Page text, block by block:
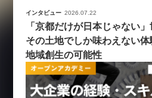
インタビュー 2026.07.22
「京都だけが日本じゃない」
その土地でしか味わえない
地域創生の可能性